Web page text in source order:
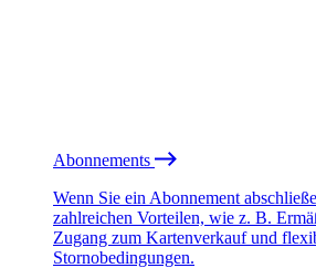
Abonnements
Wenn Sie ein Abonnement
zahlreichen Vorteilen, wie z. B.
Zugang zum Kartenverkauf und
Stornobedingungen.